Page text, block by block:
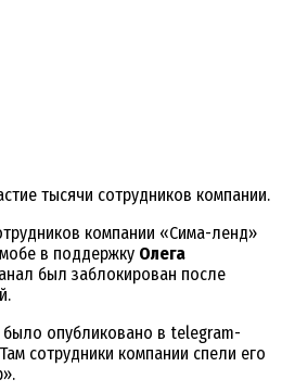
тысячи сотрудников компании.
компании «Сима-ленд»
в поддержку Олега
был заблокирован после
опубликовано в telegram-
сотрудники компании спели его